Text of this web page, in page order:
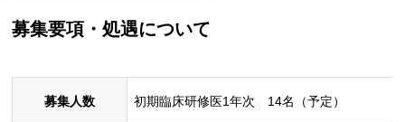
募集要項・処遇について
募集人数 初期臨床研修医1年次 14名（予定）